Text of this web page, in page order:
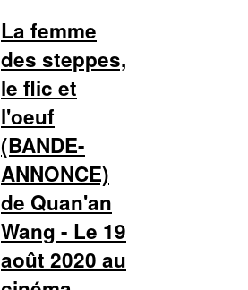
La femme
des steppes,
le flic et
l'oeuf
(BANDE-
ANNONCE)
de Quan'an
Wang - Le 19
août 2020 au